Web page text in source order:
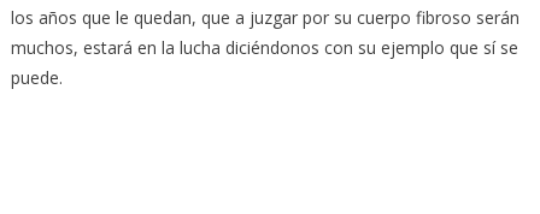
los años que le quedan, que a juzgar por su cuerpo fibroso serán
muchos, estará en la lucha diciéndonos con su ejemplo que sí se
puede.